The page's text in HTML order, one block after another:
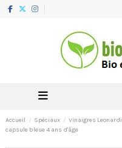
Accueil Spéciaux Vinaigres Leonardi
capsule bleue 4 ans d'âge